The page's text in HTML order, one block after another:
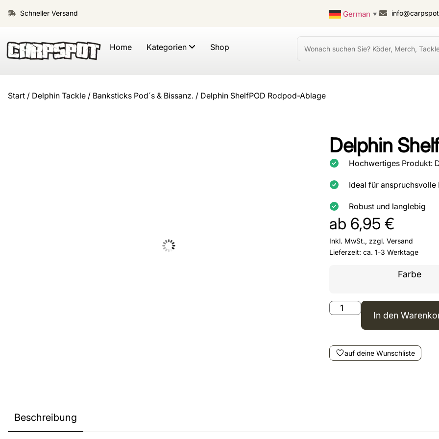
Schneller Versand German ▼
Home Kategorien Shop
Start / Delphin Tackle / Banksticks Pod´s & Bissanz. / Delphin ShelfPOD Rodpod-Ablage
Delphin
Hochwertiges Produkt:
Ideal für
Robust und langlebig
ab 6,95 €
Inkl. MwSt., zzgl. Versand
Lieferzeit: ca. 1-3 Werktage
Farbe
In den
auf deine Wunschliste
Beschreibung